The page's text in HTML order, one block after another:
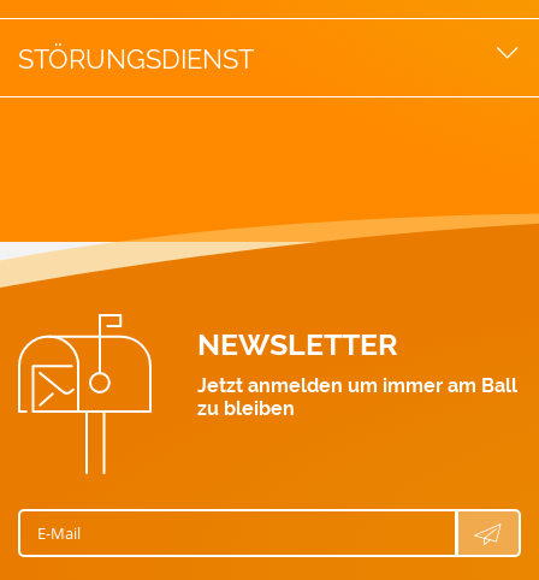
Willkomensbox
STÖRUNGSDIENST
Wasser: 0463 521 411
NEWSLETTER
Jetzt anmelden um immer am Ball
zu bleiben
E-Mail